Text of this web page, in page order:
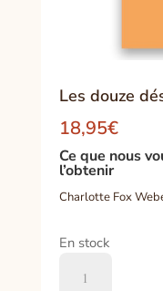
Les douze
18,95€
Ce que nous
l’obtenir
Charlotte Fox
En stock